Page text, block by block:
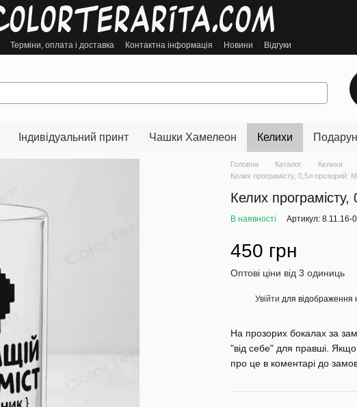
Терміни, оплата і доставка Контактна інформація Новини Відгуки
Індивідуальний принт Чашки Хамелеон Келихи
Головна Каталог Келихи
Келих програмісту, 0,5л прозорий:
Келих
В наявності Артикул: 8.11.16-
450 грн
Оптові ціни від 3 одиниць
Увійти для відображення
На прозорих бокалах за
"від себе" для правші.
про це в коментарі до